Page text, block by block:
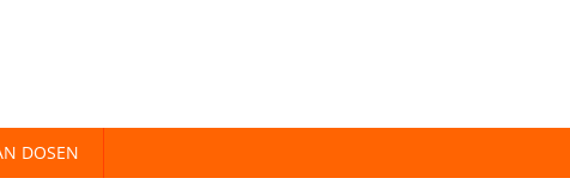
DOSEN